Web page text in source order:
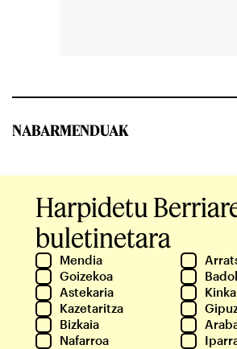
NABARMENDUAK
Harpidetu
buletinetara
Mendia
Goizekoa
Astekaria
Kinka
Kazetaritza
Bizkaia
Nafarroa